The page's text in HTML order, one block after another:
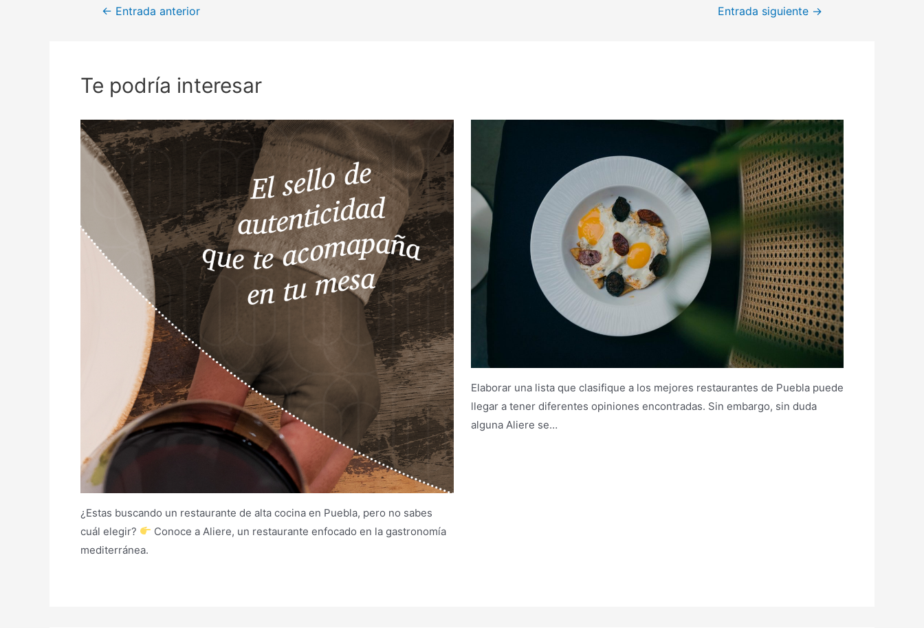
Navegación
← Entrada anterior Entrada siguiente →
Te podría interesar
¿Estas buscando un restaurante de alta cocina en Puebla, pero no sabes
cuál elegir?
Conoce a Aliere, un restaurante enfocado en la gastronomía
mediterránea.
Elaborar una lista que clasifique a los mejores restaurantes de Puebla puede
llegar a tener diferentes opiniones encontradas. Sin embargo, sin duda
alguna Aliere se…